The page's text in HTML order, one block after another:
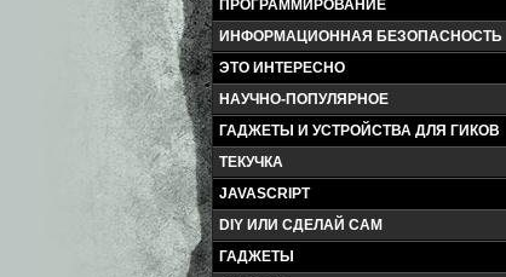
ПРОГРАММИРОВАНИЕ
ИНФОРМАЦИОННАЯ БЕЗОПАСНОСТЬ
ЭТО ИНТЕРЕСНО
НАУЧНО-ПОПУЛЯРНОЕ
ГАДЖЕТЫ И УСТРОЙСТВА ДЛЯ ГИКОВ
ТЕКУЧКА
JAVASCRIPT
DIY ИЛИ СДЕЛАЙ САМ
ГАДЖЕТЫ